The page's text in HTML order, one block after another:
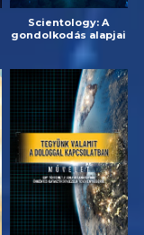
Scientology: A
gondolkodás alapjai